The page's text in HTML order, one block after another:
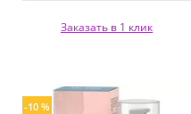
Заказать в 1 клик
-10 %